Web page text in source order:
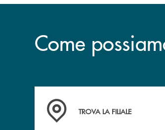
Come
Accedi all' elenco completo
TROVA LA FILIALE